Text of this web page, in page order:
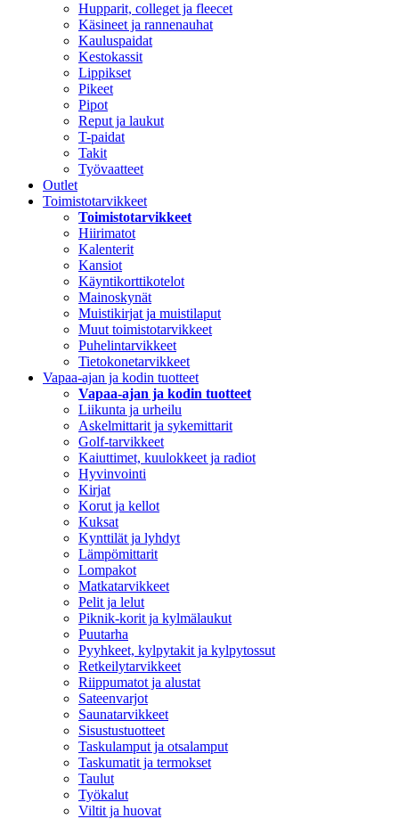
Hupparit, colleget ja fleecet
Käsineet ja rannenauhat
Kauluspaidat
Kestokassit
Lippikset
Pikeet
Pipot
Reput ja laukut
T-paidat
Takit
Työvaatteet
Outlet
Toimistotarvikkeet
Toimistotarvikkeet
Hiirimatot
Kalenterit
Kansiot
Käyntikorttikotelot
Mainoskynät
Muistikirjat ja muistilaput
Muut toimistotarvikkeet
Puhelintarvikkeet
Tietokonetarvikkeet
Vapaa-ajan ja kodin tuotteet
Vapaa-ajan ja kodin tuotteet
Liikunta ja urheilu
Askelmittarit ja sykemittarit
Golf-tarvikkeet
Kaiuttimet, kuulokkeet ja radiot
Hyvinvointi
Kirjat
Korut ja kellot
Kuksat
Kynttilät ja lyhdyt
Lämpömittarit
Lompakot
Matkatarvikkeet
Pelit ja lelut
Piknik-korit ja kylmälaukut
Puutarha
Pyyhkeet, kylpytakit ja kylpytossut
Retkeilytarvikkeet
Riippumatot ja alustat
Sateenvarjot
Saunatarvikkeet
Sisustustuotteet
Taskulamput ja otsalamput
Taskumatit ja termokset
Taulut
Työkalut
Viltit ja huovat